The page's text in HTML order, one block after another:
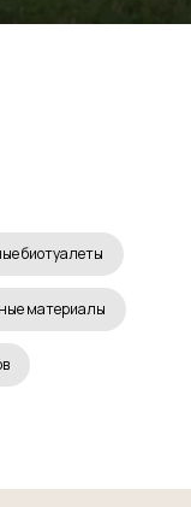
биотуалеты
материалы